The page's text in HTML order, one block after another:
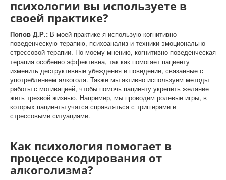
психологии вы используете в
своей практике?
Попов Д.Р.: В моей практике я использую когнитивно-
поведенческую терапию, психоанализ и техники эмоционально-
стрессовой терапии. По моему мнению, когнитивно-поведенческая
терапия особенно эффективна, так как помогает пациенту
изменить деструктивные убеждения и поведение, связанные с
употреблением алкоголя. Также мы активно используем методы
работы с мотивацией, чтобы помочь пациенту укрепить желание
жить трезвой жизнью. Например, мы проводим ролевые игры, в
которых пациенты учатся справляться с триггерами и
стрессовыми ситуациями.
Как психология помогает в
процессе кодирования от
алкоголизма?